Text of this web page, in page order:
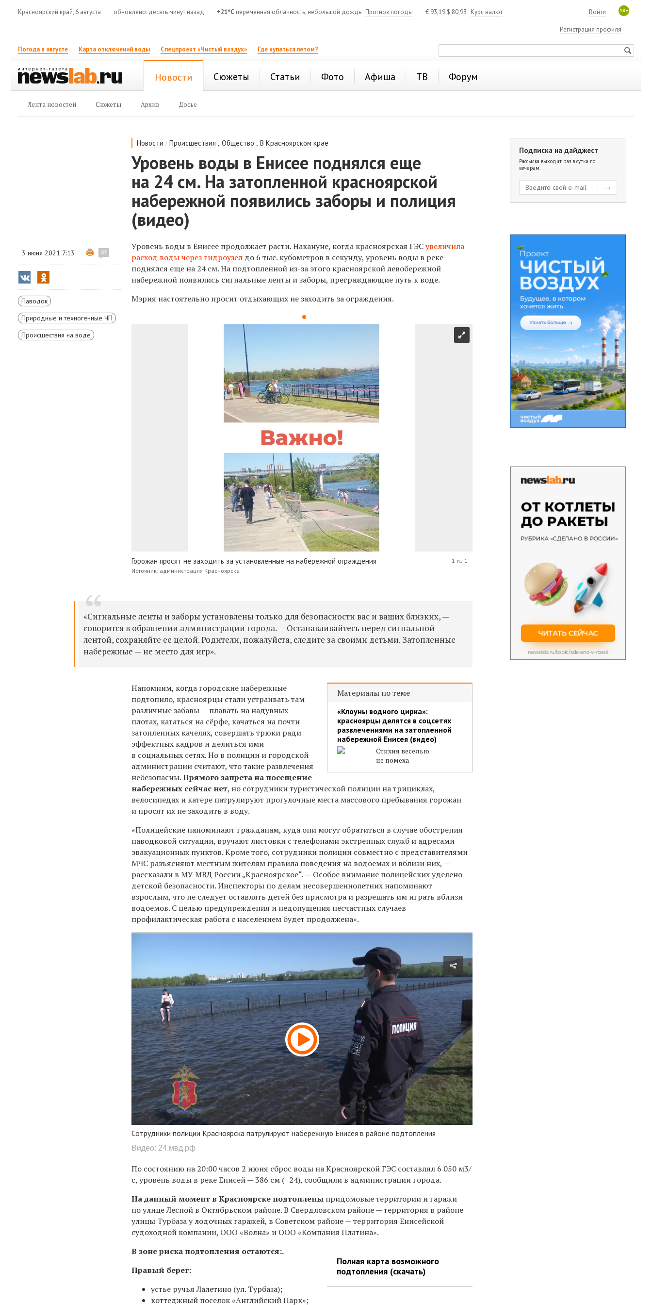
Красноярский край, 6 августа обновлено: десять минут назад +21°C переменная облачность, небольшой дождь Прогноз погоды € 93,19 $ 80,93 Курс валют 18+
Войти
Регистрация профиля
Погода в августе Карта отключений воды Спецпроект «Чистый воздух» Где купаться летом?
Новости Сюжеты Статьи Фото Афиша ТВ Форум
Лента новостей Сюжеты Архив Досье
Новости /Происшествия ,Общество ,В Красноярском крае
Уровень воды в Енисее поднялся еще
на 24 см. На затопленной красноярской
набережной появились заборы и полиция
(видео)
3 июня 2021 7:13 37
Паводок
Природные и техногенные ЧП
Происшествия на воде
Уровень воды в Енисее продолжает расти. Накануне, когда красноярская ГЭСувеличила
расход воды через гидроузел до 6 тыс. кубометров в секунду,уровень воды в реке
поднялся еще на 24 см. На подтопленной из-за этого красноярской левобережной
набережной появились сигнальные ленты и заборы, преграждающие путь к воде.
Мэрия настоятельно просит отдыхающих не заходить за ограждения.
Горожан просят не заходить за установленные на набережной ограждения
Источник: администрация Красноярска
1 из 1
«Сигнальные ленты и заборы установлены только для безопасности вас и ваших близких, —
говорится в обращении администрации города. — Останавливайтесь перед сигнальной
лентой, сохраняйте ее целой. Родители, пожалуйста, следите за своими детьми. Затопленные
набережные — не место для игр».
Материалы по теме
«Клоуны водного цирка»:
красноярцы делятся в соцсетях
развлечениями на затопленной
набережной Енисея (видео)
Стихия веселью
не помеха
Напомним, когда городские набережные
подтопило, красноярцы стали устраивать там
различные забавы — плавать на надувных
плотах, кататься на сёрфе, качаться на почти
затопленных качелях, совершать трюки ради
эффектных кадров и делиться ими
в социальных сетях. Но в полиции и городской
администрации считают, что такие развлечения
небезопасны.Прямого запрета на посещение
набережных сейчас нет, но сотрудники туристической полиции на трициклах,
велосипедах и катере патрулируют прогулочные места массового пребывания горожан
и просят их не заходить в воду.
«Полицейские напоминают гражданам, куда они могут обратиться в случае обострения
паводковой ситуации, вручают листовки с телефонами экстренных служб и адресами
эвакуационных пунктов. Кроме того, сотрудники полиции совместно с представителями
МЧС разъясняют местным жителям правила поведения на водоемах и вблизи них, —
рассказали в МУ МВД России „Красноярское“. — Особое внимание полицейских уделено
детской безопасности. Инспекторы по делам несовершеннолетних напоминают
взрослым, что не следует оставлять детей без присмотра и разрешать им играть вблизи
водоемов. С целью предупреждения и недопущения несчастных случаев
профилактическая работа с населением будет продолжена».
Сотрудники полиции Красноярска патрулируют набережную Енисея в районе подтопления
Видео: 24.мвд.рф
По состоянию на 20:00 часов 2 июня сброс воды на Красноярской ГЭС составлял 6 050 м3/
с, уровень воды в реке Енисей — 386 см (+24), сообщили в администрации города.
На данный момент в Красноярске подтоплены придомовые территории и гаражи
по улице Лесной в Октябрьском районе. В Свердловском районе — территория в районе
улицы Турбаза у лодочных гаражей, в Советском районе — территория Енисейской
судоходной компании, ООО «Волна» и ООО «Компания Платина».
Полная карта возможного
подтопления (скачать)
В зоне риска подтопления остаются:.
Правый берег:
устье ручья Лалетино (ул. Турбаза);
коттеджный поселок «Английский Парк»;
Подписка на дайджест
Рассылка выходит раз в сутки по
вечерам.